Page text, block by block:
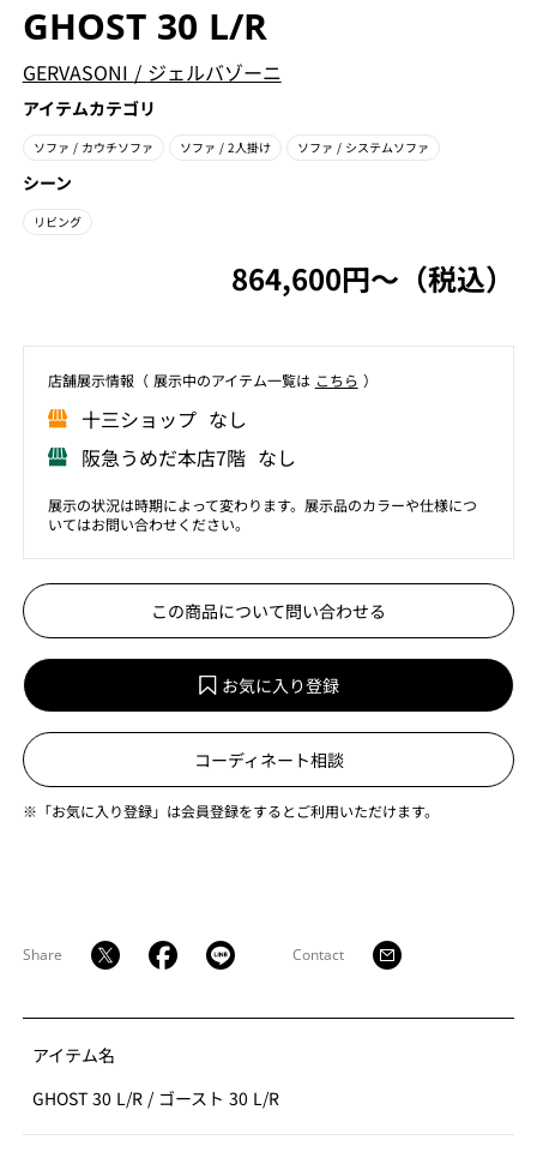
GHOST 30 L/R
GERVASONI / ジェルバゾーニ
アイテムカテゴリ
ソファ / カウチソファ ソファ / 2人掛け ソファ / システムソファ
シーン
リビング
864,600円〜（税込）
店舗展⽰情報（ 展⽰中のアイテム⼀覧は こちら ）
⼗三ショップ なし
阪急うめだ本店7階 なし
展示の状況は時期によって変わります。展示品のカラーや仕様につ
いてはお問い合わせください。
この商品について問い合わせる
お気に入り登録
コーディネート相談
※「お気に入り登録」は会員登録をするとご利用いただけます。
Share Contact
アイテム名
GHOST 30 L/R / ゴースト 30 L/R